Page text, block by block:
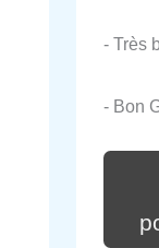
- Très
- Bon